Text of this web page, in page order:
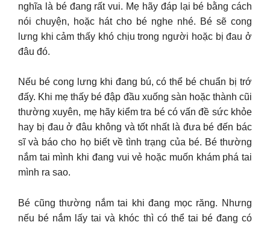
nghĩa là bé đang rất vui. Mẹ hãy đáp lại bé bằng cách
nói chuyện, hoặc hát cho bé nghe nhé. Bé sẽ cong
lưng khi cảm thấy khó chịu trong người hoặc bị đau ở
đâu đó.
Nếu bé cong lưng khi đang bú, có thể bé chuẩn bị trớ
đấy. Khi mẹ thấy bé đập đầu xuống sàn hoặc thành cũi
thường xuyên, mẹ hãy kiểm tra bé có vấn đề sức khỏe
hay bị đau ở đâu không và tốt nhất là đưa bé đến bác
sĩ và báo cho họ biết về tình trạng của bé. Bé thường
nắm tai mình khi đang vui vẻ hoặc muốn khám phá tai
mình ra sao.
Bé cũng thường nắm tai khi đang mọc răng. Nhưng
nếu bé nắm lấy tai và khóc thì có thể tai bé đang có